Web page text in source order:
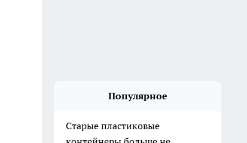
Популярное
Старые пластиковые